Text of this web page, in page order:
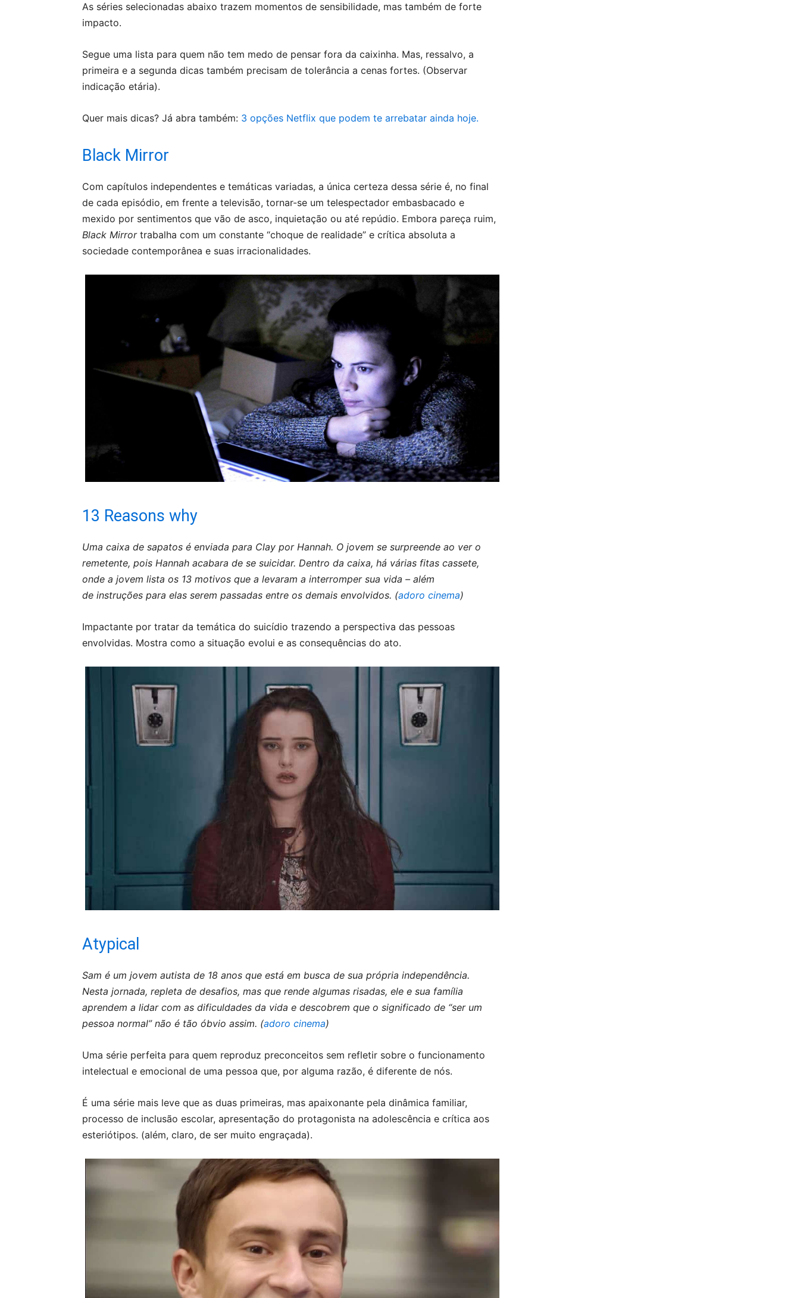
As séries selecionadas abaixo trazem momentos de sensibilidade, mas também de forte
impacto.
Segue uma lista para quem não tem medo de pensar fora da caixinha. Mas, ressalvo, a
primeira e a segunda dicas também precisam de tolerância a cenas fortes. (Observar
indicação etária).
Quer mais dicas? Já abra também: 3 opções Netflix que podem te arrebatar ainda hoje.
Black Mirror
Com capítulos independentes e temáticas variadas, a única certeza dessa série é, no final
de cada episódio, em frente a televisão, tornar-se um telespectador embasbacado e
mexido por sentimentos que vão de asco, inquietação ou até repúdio. Embora pareça ruim,
Black Mirrortrabalha com um constante “choque de realidade” e crítica absoluta a
sociedade contemporânea e suas irracionalidades.
13 Reasons why
Uma caixa de sapatos é enviada para Clay por Hannah. O jovem se surpreende ao ver o
remetente, pois Hannah acabara de se suicidar. Dentro da caixa, há várias fitas cassete,
onde a jovem lista os 13 motivos que a levaram a interromper sua vida – além
de instruções para elas serem passadas entre os demais envolvidos. (adoro cinema)
Impactante por tratar da temática do suicídio trazendo a perspectiva das pessoas
envolvidas. Mostra como a situação evolui e as consequências do ato.
Atypical
Sam é um jovem autista de 18 anos que está em busca de sua própria independência.
Nesta jornada, repleta de desafios, mas que rende algumas risadas, ele e sua família
aprendem a lidar com as dificuldades da vida e descobrem que o significado de “ser um
pessoa normal” não é tão óbvio assim. (adoro cinema)
Uma série perfeita para quem reproduz preconceitos sem refletir sobre o funcionamento
intelectual e emocional de uma pessoa que, por alguma razão, é diferente de nós.
É uma série mais leve que as duas primeiras, mas apaixonante pela dinâmica familiar,
processo de inclusão escolar, apresentação do protagonista na adolescência e crítica aos
esteriótipos. (além, claro, de ser muito engraçada).